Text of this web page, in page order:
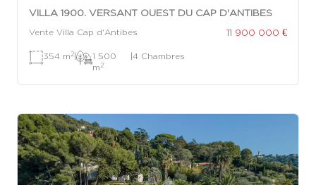
VILLA 1900. VERSANT OUEST DU CAP D'ANTIBES
Vente Villa Cap d'Antibes 11 900 000 €
354 m 2|
1 500
m 2
|4 Chambres